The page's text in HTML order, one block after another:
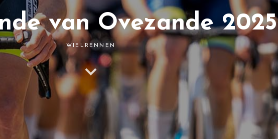
van Ovezande 2025
WIELRENNEN